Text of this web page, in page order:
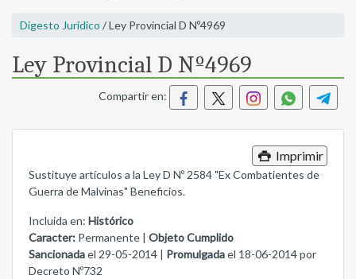
Digesto Jurídico / Ley Provincial D Nº4969
Ley Provincial D Nº4969
Compartir en:
Imprimir
Sustituye artículos a la Ley D Nº 2584 "Ex Combatientes de
Guerra de Malvinas" Beneficios.
Incluida en: Histórico
Caracter: Permanente | Objeto Cumplido
Sancionadael 29-05-2014 | Promulgadael 18-06-2014 por
Decreto Nº732